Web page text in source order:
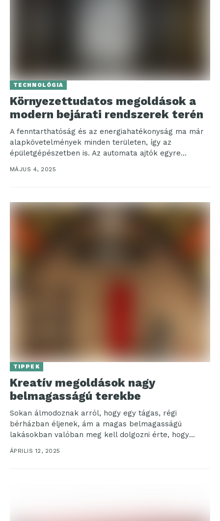
TECHNOLÓGIA
Környezettudatos megoldások a
modern bejárati rendszerek terén
A fenntarthatóság és az energiahatékonyság ma már
alapkövetelmények minden területen, így az
épületgépészetben is. Az automata ajtók egyre
gyakrabban tűnnek fel a különböző...
MÁJUS 4, 2025
TIPPEK
Kreatív megoldások nagy
belmagasságú terekbe
Sokan álmodoznak arról, hogy egy tágas, régi
bérházban éljenek, ám a magas belmagasságú
lakásokban valóban meg kell dolgozni érte, hogy
otthonosan érezzük magunkat....
ÁPRILIS 12, 2025